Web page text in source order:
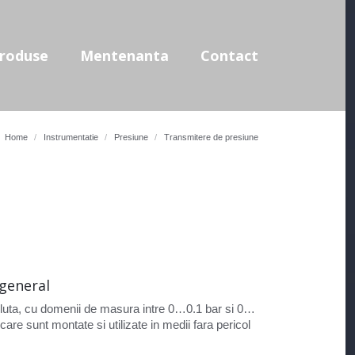
Mentenanta Contact
Home Instrumentatie Presiune Transmitere de presiune
cu domenii de masura intre 0…0.1 bar si 0…
sunt montate si utilizate in medii fara pericol